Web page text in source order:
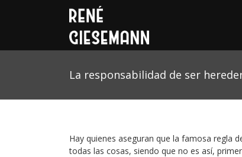
La responsabilidad de ser
Hay quienes aseguran que la famosa regla
todas las cosas, siendo que no es así,